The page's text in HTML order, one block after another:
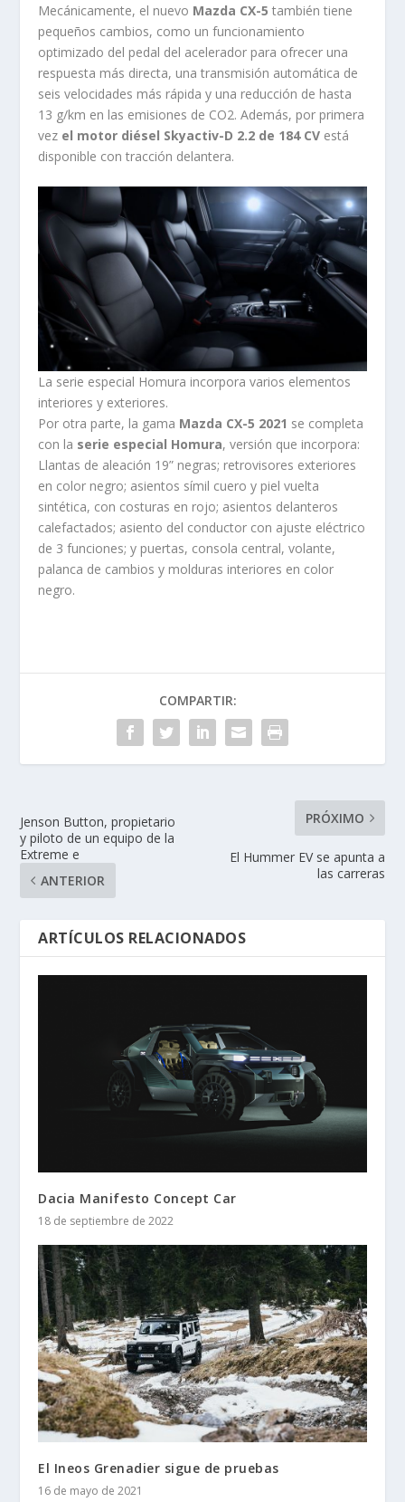
Mecánicamente, el nuevo Mazda CX-5 también tiene
pequeños cambios, como un funcionamiento
optimizado del pedal del acelerador para ofrecer una
respuesta más directa, una transmisión automática de
seis velocidades más rápida y una reducción de hasta
13 g/km en las emisiones de CO2. Además, por primera
vez el motor diésel Skyactiv-D 2.2 de 184 CV está
disponible con tracción delantera.
La serie especial Homura incorpora varios elementos
interiores y exteriores.
Por otra parte, la gama Mazda CX-5 2021 se completa
con la serie especial Homura, versión que incorpora:
Llantas de aleación 19” negras; retrovisores exteriores
en color negro; asientos símil cuero y piel vuelta
sintética, con costuras en rojo; asientos delanteros
calefactados; asiento del conductor con ajuste eléctrico
de 3 funciones; y puertas, consola central, volante,
palanca de cambios y molduras interiores en color
negro.
COMPARTIR:
Jenson Button, propietario
y piloto de un equipo de la
Extreme e
ANTERIOR
PRÓXIMO
El Hummer EV se apunta a
las carreras
ARTÍCULOS RELACIONADOS
Dacia Manifesto Concept Car
18 de septiembre de 2022
El Ineos Grenadier sigue de pruebas
16 de mayo de 2021